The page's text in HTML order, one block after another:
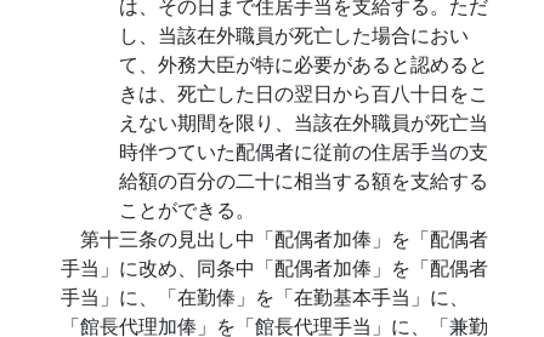
し、当該在外職員が死亡した場合におい
て、外務大臣が特に必要があると認めると
きは、死亡した日の翌日から百八十日をこ
えない期間を限り、当該在外職員が死亡当
時伴つていた配偶者に従前の住居手当の支
給額の百分の二十に相当する額を支給する
ことができる。
第十三条の見出し中「配偶者加俸」を「配偶者
手当」に改め、同条中「配偶者加俸」を「配偶者
手当」に、「在勤俸」を「在勤基本手当」に、
「館長代理加俸」を「館長代理手当」に、「兼勤